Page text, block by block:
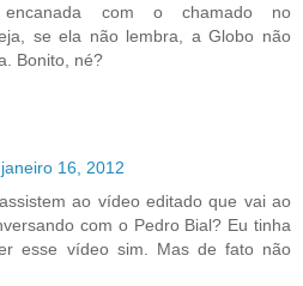
com o chamado no
se ela não lembra, a Globo não
Bonito, né?
16, 2012
ao vídeo editado que vai ao
com o Pedro Bial? Eu tinha
esse vídeo sim. Mas de fato não